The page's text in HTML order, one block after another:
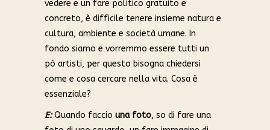
vedere e un fare politico gratuito e
concreto, è difficile tenere insieme natura e
cultura, ambiente e società umane. In
fondo siamo e vorremmo essere tutti un
pò artisti, per questo bisogna chiedersi
come e cosa cercare nella vita. Cosa è
essenziale?
E: Quando faccio una foto, so di fare una